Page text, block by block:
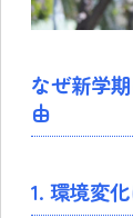
なぜ新学
由
1. 環境変